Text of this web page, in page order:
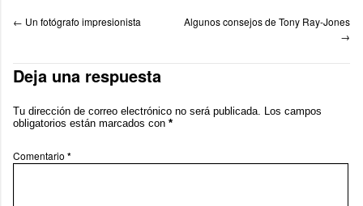
← Un fotógrafo impresionista
Algunos consejos de Tony Ray-Jones
→
Deja una respuesta
Tu dirección de correo electrónico no será publicada.
Los campos
obligatorios están marcados con *
Comentario *